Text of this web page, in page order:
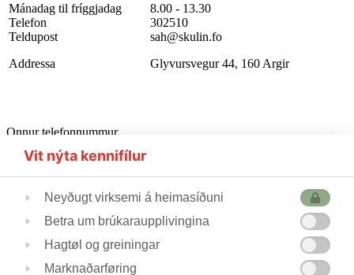
Mánadag til fríggjadag
Telefon
Teldupost
Addressa
8.00 - 13.30
302510
sah@skulin.fo
Glyvursvegur 44, 160 Argir
Onnur telefonnummur
Starvsfólkarúm
Førleikastovan
Heilsufrøðingur
302510
222445
562355
Varaskúlastjórin
Skrivstovukvinnan
227244 / 223690
506088
Vit nýta kennifílur
Neyðugt virksemi á heimasíðuni
Betra um brúkaraupplivingina
Hagtøl og greiningar
Marknaðarføring